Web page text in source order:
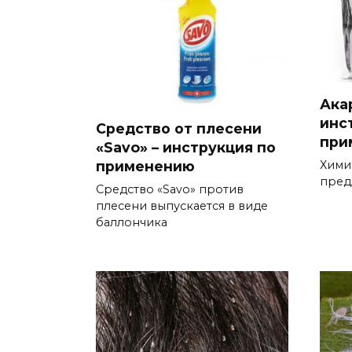
Средство от плесени
«Savo» – инструкция по
применению
Средство «Savo» против
плесени выпускается в виде
баллончика